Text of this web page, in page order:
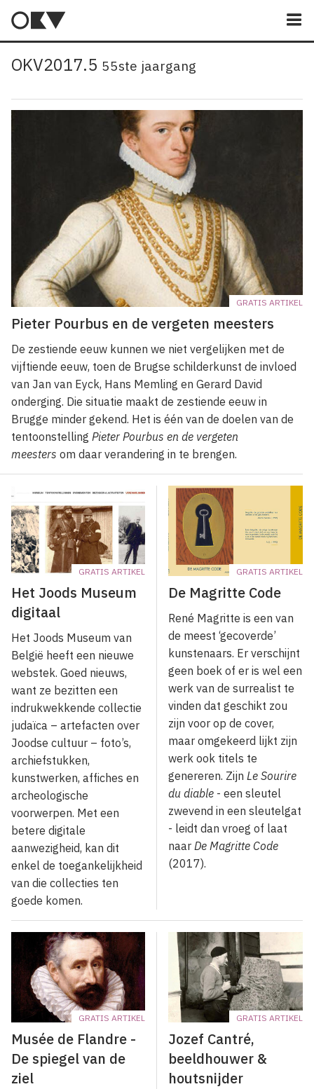
OKV2017.5 55ste jaargang
GRATIS ARTIKEL
Pieter Pourbus en de vergeten meesters
De zestiende eeuw kunnen we niet vergelijken met de
vijftiende eeuw, toen de Brugse schilderkunst de invloed
van Jan van Eyck, Hans Memling en Gerard David
onderging. Die situatie maakt de zestiende eeuw in
Brugge minder gekend. Het is één van de doelen van de
tentoonstelling Pieter Pourbus en de vergeten
meesters om daar verandering in te brengen.
GRATIS ARTIKEL
Het Joods Museum
digitaal
Het Joods Museum van
België heeft een nieuwe
webstek. Goed nieuws,
want ze bezitten een
indrukwekkende collectie
judaïca – artefacten over
Joodse cultuur – foto’s,
archiefstukken,
kunstwerken, affiches en
archeologische
voorwerpen. Met een
betere digitale
aanwezigheid, kan dit
enkel de toegankelijkheid
van die collecties ten
goede komen.
GRATIS ARTIKEL
De Magritte Code
René Magritte is een van
de meest ‘gecoverde’
kunstenaars. Er verschijnt
geen boek of er is wel een
werk van de surrealist te
vinden dat geschikt zou
zijn voor op de cover,
maar omgekeerd lijkt zijn
werk ook titels te
genereren. Zijn Le Sourire
du diable - een sleutel
zwevend in een sleutelgat
- leidt dan vroeg of laat
naar De Magritte Code
(2017).
GRATIS ARTIKEL
Musée de Flandre -
De spiegel van de
ziel
GRATIS ARTIKEL
Jozef Cantré,
beeldhouwer &
houtsnijder